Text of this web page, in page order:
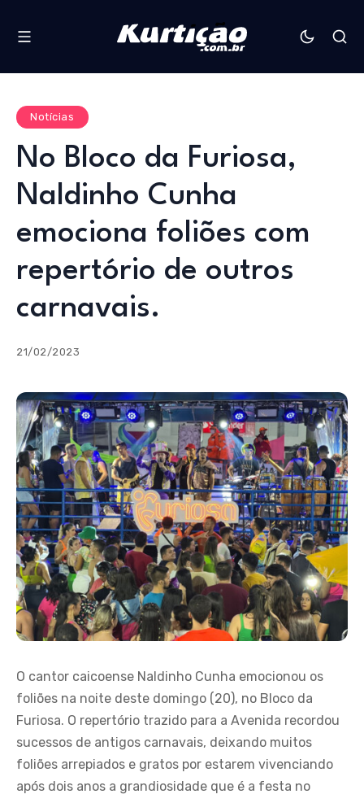
Notícias
No Bloco da Furiosa,
Naldinho Cunha
emociona foliões com
repertório de outros
carnavais.
21/02/2023
O cantor caicoense Naldinho Cunha emocionou os
foliões na noite deste domingo (20), no Bloco da
Furiosa. O repertório trazido para a Avenida recordou
sucessos de antigos carnavais, deixando muitos
foliões arrepiados e gratos por estarem vivenciando
após dois anos a grandiosidade que é a festa no